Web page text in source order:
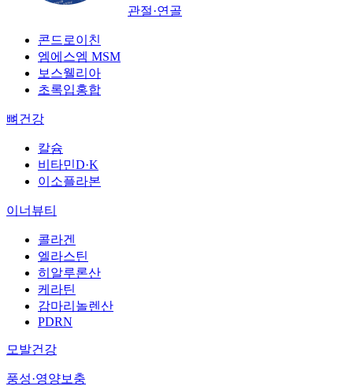
관절·연골
콘드로이친
엠에스엠 MSM
보스웰리아
초록입홍합
뼈건강
칼슘
비타민D·K
이소플라본
이너뷰티
콜라겐
엘라스틴
히알루론산
케라틴
감마리놀렌산
PDRN
모발건강
풍성·영양보충